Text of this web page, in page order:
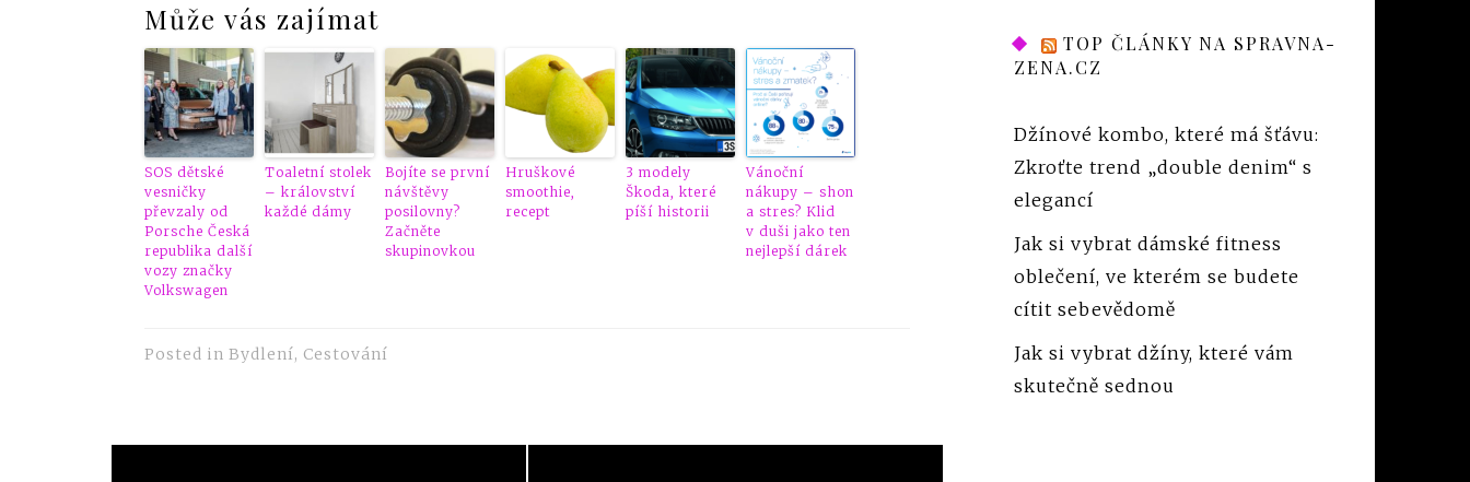
Může vás zajímat
SOS dětské
vesničky
převzaly od
Porsche Česká
republika další
vozy značky
Volkswagen
Toaletní stolek
– království
každé dámy
Bojíte se první
návštěvy
posilovny?
Začněte
skupinovkou
Hruškové
smoothie,
recept
3 modely
Škoda, které
píší historii
Vánoční
nákupy – shon
a stres? Klid
v duši jako ten
nejlepší dárek
Posted in Bydlení, Cestování
TOP ČLÁNKY NA SPRAVNA-
ZENA.CZ
Džínové kombo, které má šťávu:
Zkroťte trend „double denim“ s
elegancí
Jak si vybrat dámské fitness
oblečení, ve kterém se budete
cítit sebevědomě
Jak si vybrat džíny, které vám
skutečně sednou